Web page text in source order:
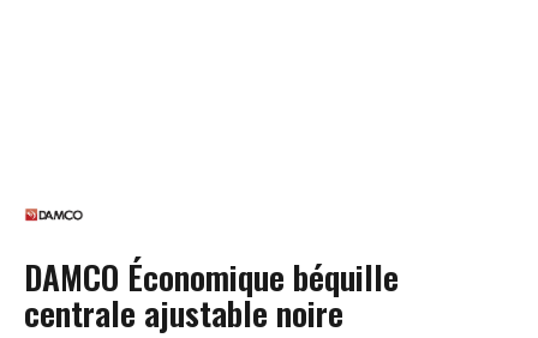
DAMCO Économique béquille
centrale ajustable noire